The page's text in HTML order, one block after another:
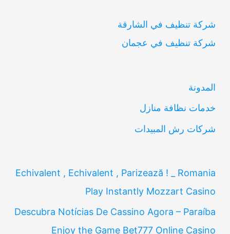
ح
ث
شركة تنظيف في الشارقة
شركة تنظيف في عجمان
المدونة
خدمات نظافة منازل
شركات رش المبيدات
Echivalent , Echivalent , Parizează ! _ Romania
Play Instantly Mozzart Casino
Descubra Notícias De Cassino Agora – Paraíba
Enjoy the Game Bet777 Online Casino